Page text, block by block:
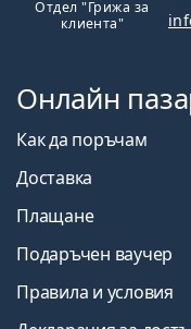
Отдел "Грижа за
клиента"
Онлайн
Как да поръчам
Доставка
Плащане
Подаръчен ваучер
Правила и условия